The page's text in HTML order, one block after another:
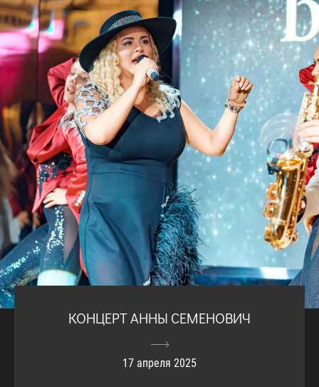
КОНЦЕРТ АННЫ СЕМЕНОВИЧ
17 апреля 2025